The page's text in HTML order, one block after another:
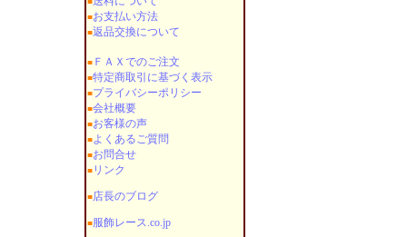
■お支払い方法
■返品交換について
■ＦＡＸでのご注文
■特定商取引に基づく表示
■プライバシーポリシー
■会社概要
■お客様の声
■よくあるご質問
■お問合せ
■リンク
■店長のブログ
■服飾レース.co.jp